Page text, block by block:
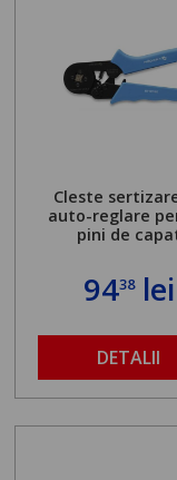
Cleste
auto-reglare
pini de
9438lei
DETALII